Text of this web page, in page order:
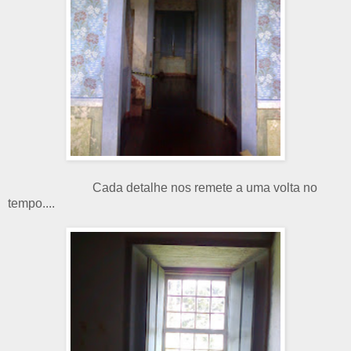
Cada detalhe nos remete a uma volta no
tempo....